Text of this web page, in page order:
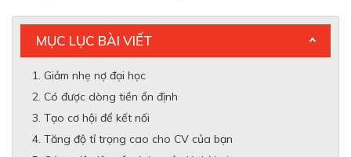
MỤC LỤC BÀI VIẾT
Giảm nhẹ nợ đại học
Có được dòng tiền ổn định
Tạo cơ hội để kết nối
Tăng độ tỉ trọng cao cho CV của bạn